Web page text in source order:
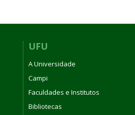
UFU
A Universidade
Campi
Faculdades e Institutos
Bibliotecas